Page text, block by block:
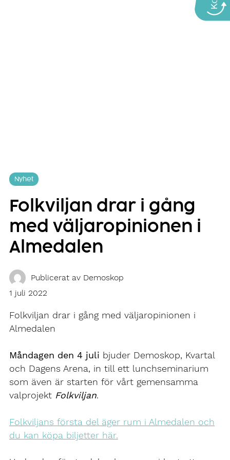
Nyhet
Folkviljan drar i gång
med väljaropinionen i
Almedalen
Publicerat av Demoskop
1 juli 2022
Folkviljan drar i gång med väljaropinionen i
Almedalen
Måndagen den 4 juli bjuder Demoskop, Kvartal
och Dagens Arena, in till ett lunchseminarium
som även är starten för vårt gemensamma
valprojekt Folkviljan.
Folkviljans första del äger rum i Almedalen och
du kan köpa biljetter här.